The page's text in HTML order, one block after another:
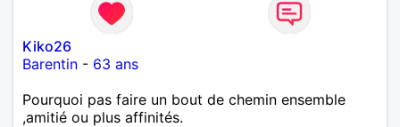
Kiko26
Barentin - 63 ans
Pourquoi pas faire un bout de chemin ensemble
,amitié ou plus affinités.